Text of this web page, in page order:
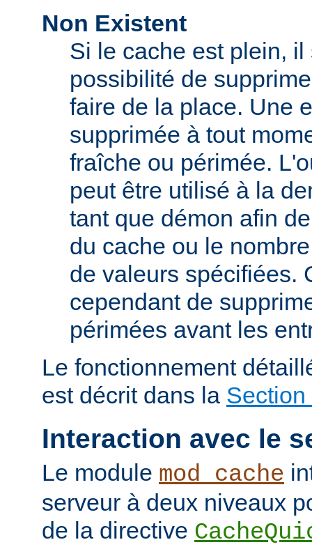
Non Existent
Si le cache est plein,
possibilité de
faire de la place. Une
supprimée à tout
fraîche ou périmée.
peut être utilisé à la
tant que démon afin
du cache ou le
de valeurs spécifiées.
cependant de
périmées avant les
Le fonctionnement
est décrit dans la
Interaction avec le
Le module mod_cache
serveur à deux niveaux
de la directive